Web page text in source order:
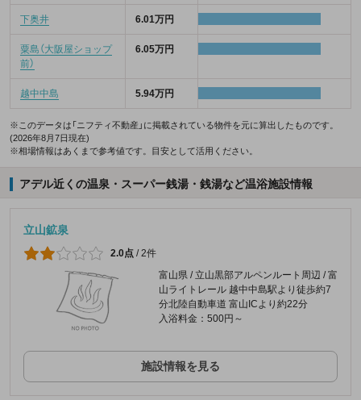
下奥井 6.01万円
粟島（大阪屋ショップ
前）
6.05万円
越中中島 5.94万円
※このデータは「ニフティ不動産」に掲載されている物件を元に算出したものです。
(2026年8月7日現在)
※相場情報はあくまで参考値です。目安として活用ください。
アデル近くの温泉・スーパー銭湯・銭湯など温浴施設情報
立山鉱泉
2.0点 / 2件
富山県 / 立山黒部アルペンルート周辺 / 富
山ライトレール 越中中島駅より徒歩約7
分北陸自動車道 富山ICより約22分
入浴料金：500円～
施設情報を見る